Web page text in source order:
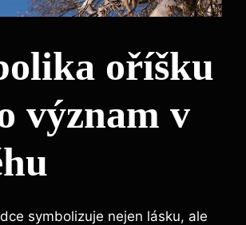
oříšku
význam v
symbolizuje nejen lásku, ale